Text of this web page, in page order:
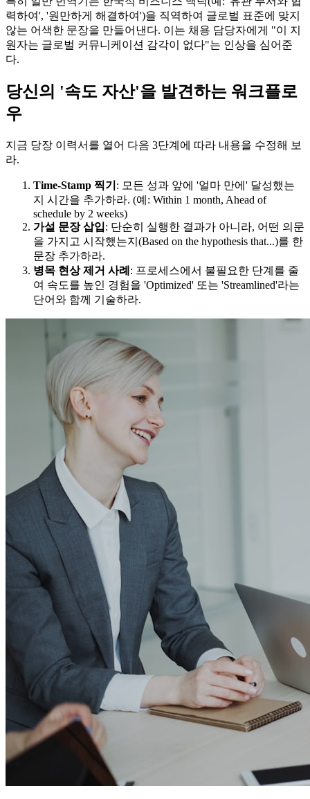
력하여', '원만하게 해결하여')을 직역하여 글로벌 표준에 맞지
않는 어색한 문장을 만들어낸다. 이는 채용 담당자에게 "이 지
원자는 글로벌 커뮤니케이션 감각이 없다"는 인상을 심어준
다.
당신의 '속도 자산'을 발견하는 워크플로
우
지금 당장 이력서를 열어 다음 3단계에 따라 내용을 수정해 보
라.
Time-Stamp 찍기 : 모든 성과 앞에 '얼마 만에' 달성했는
지 시간을 추가하라. (예: Within 1 month, Ahead of
schedule by 2 weeks)
가설 문장 삽입: 단순히 실행한 결과가 아니라, 어떤 의문
을 가지고 시작했는지(Based on the hypothesis that...)를 한
문장 추가하라.
병목 현상 제거 사례 : 프로세스에서 불필요한 단계를 줄
여 속도를 높인 경험을 'Optimized' 또는 'Streamlined'라는
단어와 함께 기술하라.